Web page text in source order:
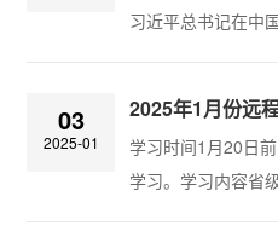
习近平总书记在中
贯通，以“同查”严
腐共性根源。1月6
席、中央军委主席
03
2025-01
2025年1月份远
学习时间1月20日
学习。学习内容省